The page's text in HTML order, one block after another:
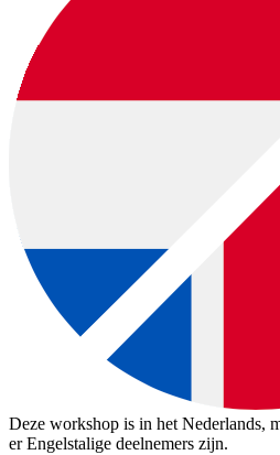
Deze workshop is in het Nederlands,
er Engelstalige deelnemers zijn.